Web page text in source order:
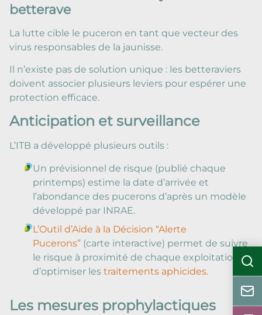
betterave
La lutte cible le puceron en tant que vecteur des
virus responsables de la jaunisse.
Il n’existe pas de solution unique : les betteraviers
doivent associer plusieurs leviers pour espérer une
protection efficace.
Anticipation et surveillance
L’ITB a développé plusieurs outils :
Un prévisionnel de risque (publié chaque
printemps) estime la date d’arrivée et
l’abondance des pucerons d’après un modèle
développé par INRAE.
L’Outil d’Aide à la Décision “Alerte
Pucerons” (carte interactive) permet de suivre
le risque à proximité de chaque exploitation et
d’optimiser les traitements aphicides.
Les mesures prophylactiques